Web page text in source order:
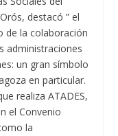
destacó ” el
de la colaboración
administraciones
un gran símbolo
en particular.
realiza ATADES,
el Convenio
la